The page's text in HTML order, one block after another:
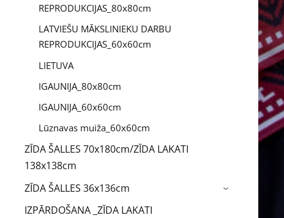
REPRODUKCIJAS_80x80cm
LATVIEŠU MĀKSLINIEKU DARBU
REPRODUKCIJAS_60x60cm
LIETUVA
IGAUNIJA_80x80cm
IGAUNIJA_60x60cm
Lūznavas muiža_60x60cm
ZĪDA ŠALLES 70x180cm/ZĪDA LAKATI
138x138cm
ZĪDA ŠALLES 36x136cm
›
IZPĀRDOŠANA _ZĪDA LAKATI